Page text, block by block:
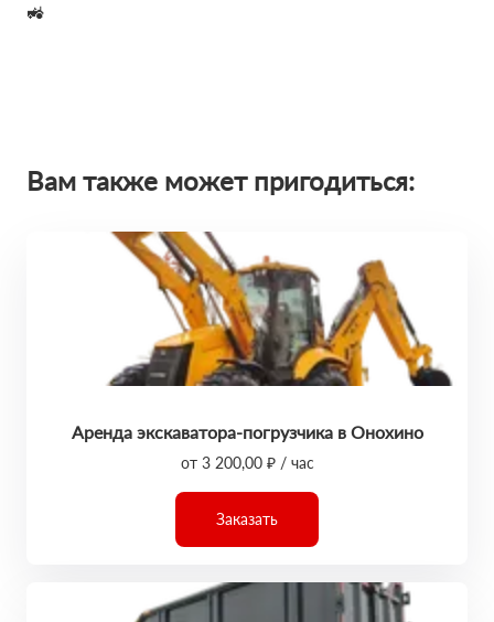
🚜
Вам также может пригодиться:
Аренда экскаватора-погрузчика в Онохино
от 3 200,00 ₽ / час
Заказать